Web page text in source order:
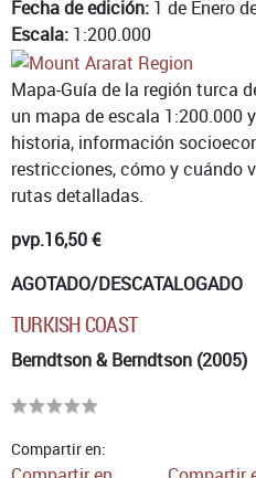
Fecha de edición: 1 de Enero
Escala: 1:200.000
Mapa-Guía de la región turca
un mapa de escala 1:200.000
historia, información
restricciones, cómo y cuándo
rutas detalladas.
pvp.16,50 €
AGOTADO/DESCATALOGADO
TURKISH COAST
Berndtson & Berndtson (2005)
Compartir en: